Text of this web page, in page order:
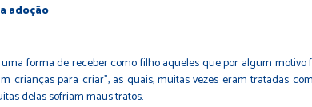
adoção
forma de receber como filho aqueles que por algum
crianças para criar”, as quais, muitas vezes eram tratadas
delas sofriam maus tratos.